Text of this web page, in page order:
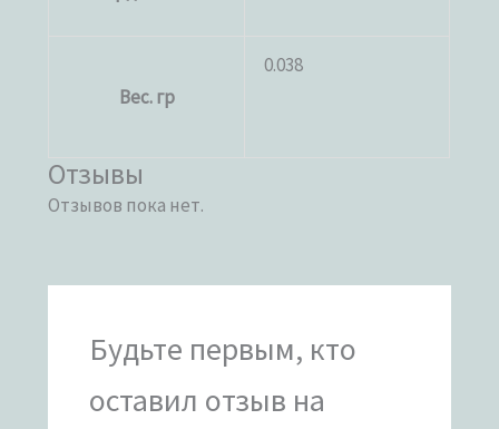
Вес. гр
0.038
Отзывы
Отзывов пока нет.
Будьте первым, кто
оставил отзыв на